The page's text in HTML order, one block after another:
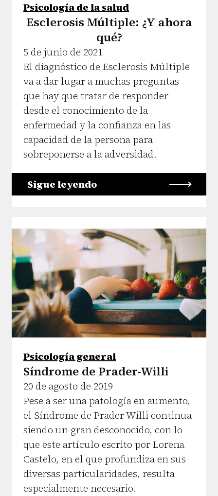
Psicología de la salud
Esclerosis Múltiple: ¿Y ahora
qué?
5 de junio de 2021
El diagnóstico de Esclerosis Múltiple
va a dar lugar a muchas preguntas
que hay que tratar de responder
desde el conocimiento de la
enfermedad y la confianza en las
capacidad de la persona para
sobreponerse a la adversidad.
Sigue leyendo
Psicología general
Síndrome de Prader-Willi
20 de agosto de 2019
Pese a ser una patología en aumento,
el Síndrome de Prader-Willi continua
siendo un gran desconocido, con lo
que este artículo escrito por Lorena
Castelo, en el que profundiza en sus
diversas particularidades, resulta
especialmente necesario.